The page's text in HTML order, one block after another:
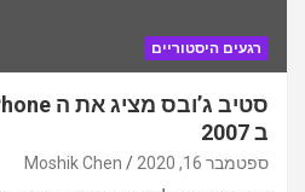
רגעים היסטוריים
ב 2007
ספטמבר 16, 2020 Moshik Chen